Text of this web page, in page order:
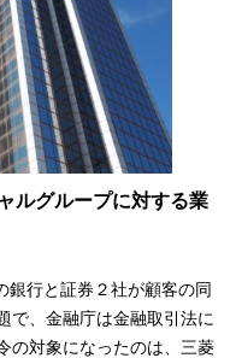
ルグループに対する業
銀行と証券２社が顧客の同
で、金融庁は金融取引法に
の対象になったのは、三菱